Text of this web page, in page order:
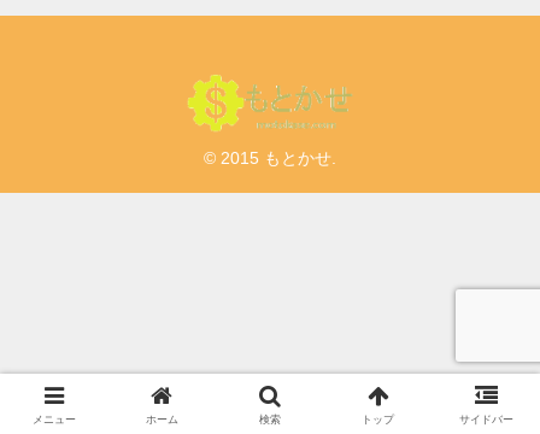
© 2015 もとかせ.
メニュー ホーム 検索 トップ サイドバー